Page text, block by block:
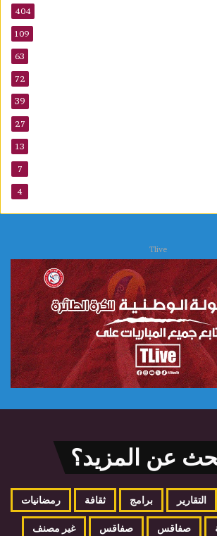
404
109
63
72
39
27
13
7
4
Tlive
عن المزيد؟
التقارير برامج ثقافة رمضانيات
صفاقس صفاقس غير مصنف